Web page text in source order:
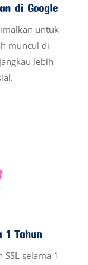
di Google
untuk
muncul di
lebih
1 Tahun
selama 1